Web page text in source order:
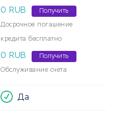
0 RUB Получить
Досрочное погашение
кредита бесплатно
0 RUB Получить
Обслуживание счета
Да